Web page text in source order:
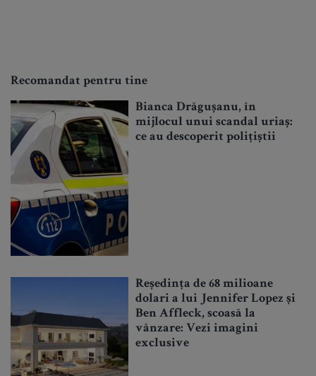
Recomandat pentru tine
Bianca Drăgușanu, în
mijlocul unui scandal uriaș:
ce au descoperit polițiștii
Reședința de 68 milioane
dolari a lui Jennifer Lopez și
Ben Affleck, scoasă la
vânzare: Vezi imagini
exclusive